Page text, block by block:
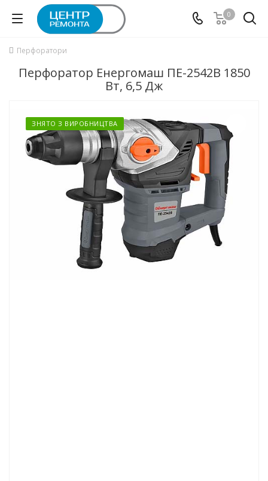
0
Перфоратори
Перфоратор Енергомаш ПЕ-2542В 1850
Вт, 6,5 Дж
ЗНЯТО З ВИРОБНИЦТВА